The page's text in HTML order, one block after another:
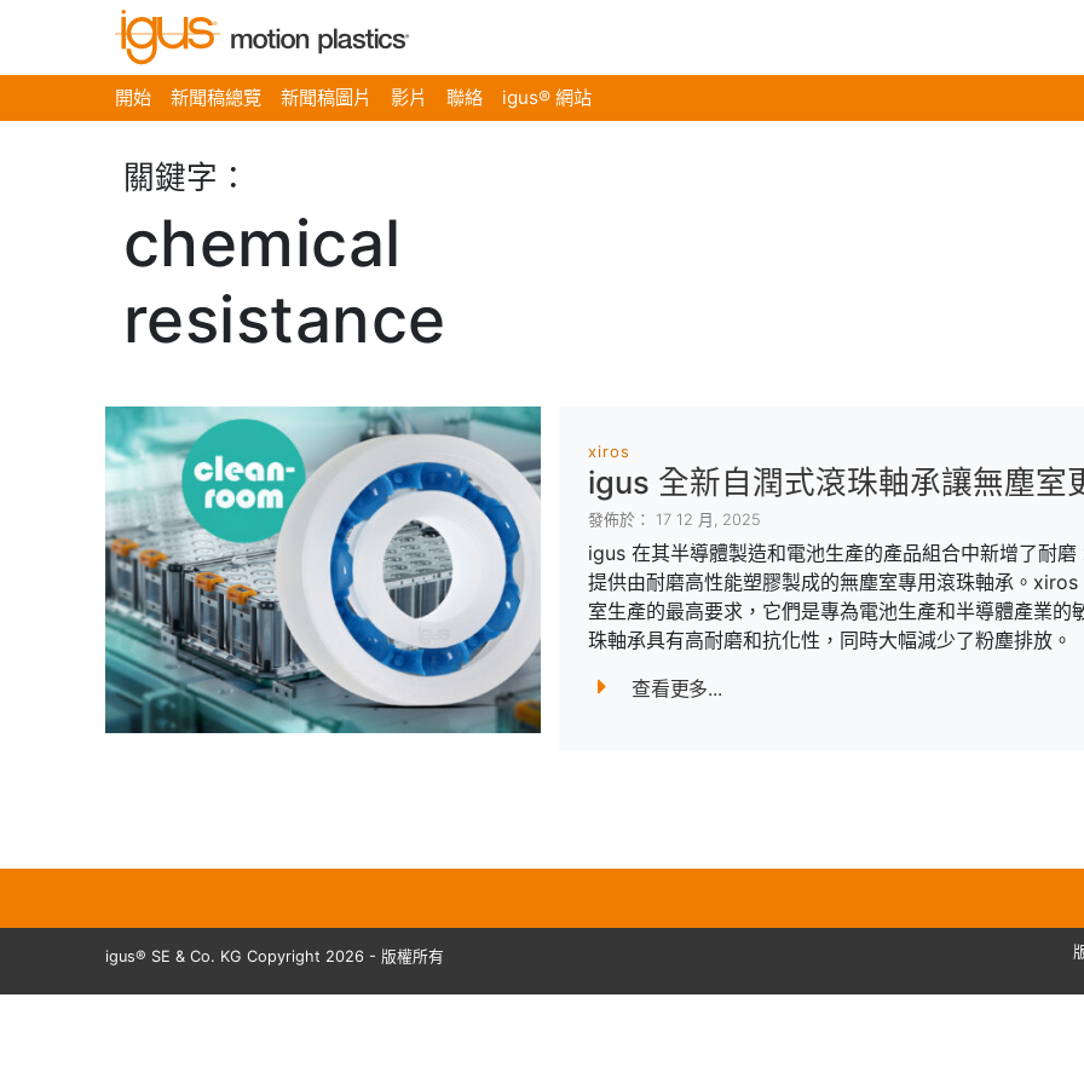
開始 新聞稿總覽 新聞稿圖片 影片 聯絡 igus® 網站
關鍵字：
chemical
resistance
xiros
igus 全新自潤式滾珠軸承讓無塵室
發佈於： 17 12 月, 2025
igus 在其半導體製造和電池生產的產品組合中新增了耐
提供由耐磨高性能塑膠製成的無塵室專用滾珠軸承。
室生產的最高要求，它們是專為電池生產和半導體產業
珠軸承具有高耐磨和抗化性，同時大幅減少了粉塵排放。
查看更多...
igus® SE & Co. KG Copyright 2026 - 版權所有